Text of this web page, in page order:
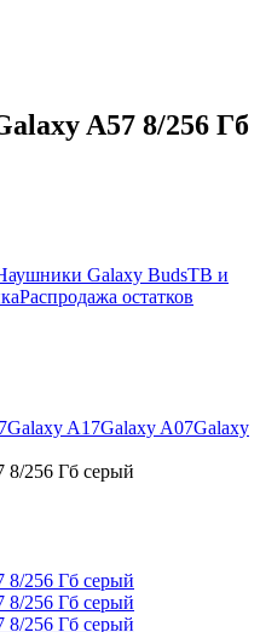
A57 8/256 Гб
Galaxy BudsТВ и
Распродажа остатков
Galaxy A17Galaxy A07Galaxy
8/256 Гб серый